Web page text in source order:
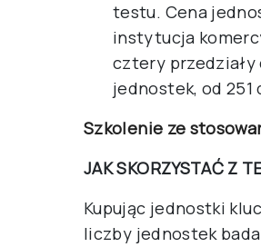
testu. Cena
instytucja
cztery przedziały
jednostek, od
Szkolenie ze
JAK SKORZYSTAĆ Z
Kupując jednostki
liczby jednostek